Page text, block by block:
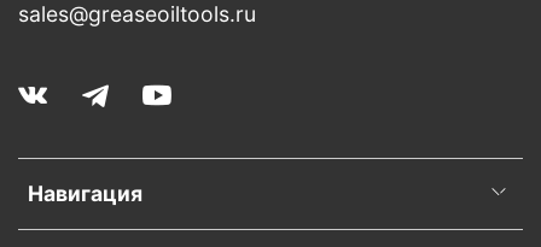
Навигация
sales@greaseoiltools.ru